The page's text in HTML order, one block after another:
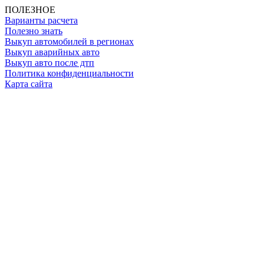
ПОЛЕЗНОЕ
Варианты расчета
Полезно знать
Выкуп автомобилей в регионах
Выкуп аварийных авто
Выкуп авто после дтп
Политика конфиденциальности
Карта сайта